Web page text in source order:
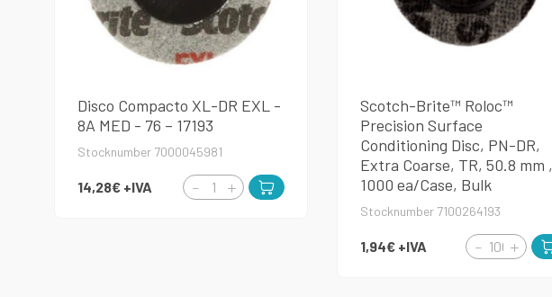
Disco Compacto XL-DR EXL -
8A MED - 76 – 17193
Stocknumber 7000045981
14,28€ +IVA
Scotch-Brite™ Roloc™
Precision Surface
Conditioning Disc, PN-DR,
Extra Coarse, TR, 50.8 mm ,
1000 ea/Case, Bulk
Stocknumber 7100264193
1,94€ +IVA